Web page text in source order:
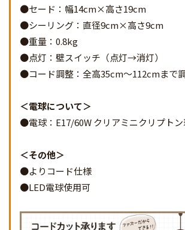
●セード：幅14cm×高さ19cm
●シーリング：直径9cm×高さ9cm
●重量：0.8kg
●点灯：壁スイッチ（点灯→消灯）
●コード調整：全高35cm～112cmまで
電球について
●電球：E17/60W クリアミニクリプトン
その他
●よりコード仕様
●LED電球使用可